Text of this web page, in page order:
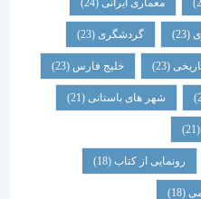
معماری ایرانی(24)
گردشگری (23)
خلیج فارس(23)
شهر های باستانی (21)
از کتاب (18)